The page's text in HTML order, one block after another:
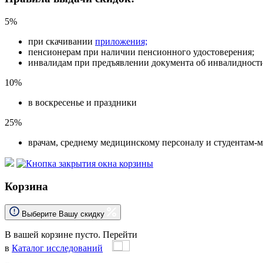
5%
при скачивании приложения;
пенсионерам при наличии пенсионного удостоверения;
инвалидам при предъявлении документа об
10%
в воскресенье и праздники
25%
врачам, среднему медицинскому персоналу и студентам-
Корзина
Выберите Вашу скидку
В вашей корзине пусто. Перейти
в Каталог исследований